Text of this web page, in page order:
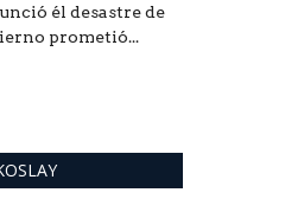
él desastre de
prometió...